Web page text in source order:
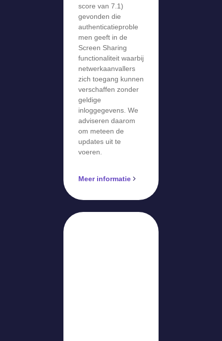
score van 7.1)
gevonden die
authenticatieproble
men geeft in de
Screen Sharing
functionaliteit waarbij
netwerkaanvallers
zich toegang kunnen
verschaffen zonder
geldige
inloggegevens. We
adviseren daarom
om meteen de
updates uit te
voeren.
Meer informatie